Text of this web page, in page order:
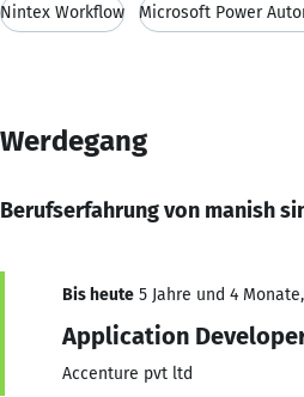
Nintex Workflow Microsoft Power
Werdegang
Berufserfahrung von manish
Bis heute 5 Jahre und 4
Application
Accenture pvt ltd